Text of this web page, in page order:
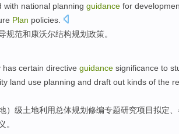
with national planning guidance for
Plan policies
规范和康沃尔结构规划政策。
has certain directive guidance significance to
land use planning and draft out kinds of the
） 级土地利用总体规划修编专题研究项目拟定
。